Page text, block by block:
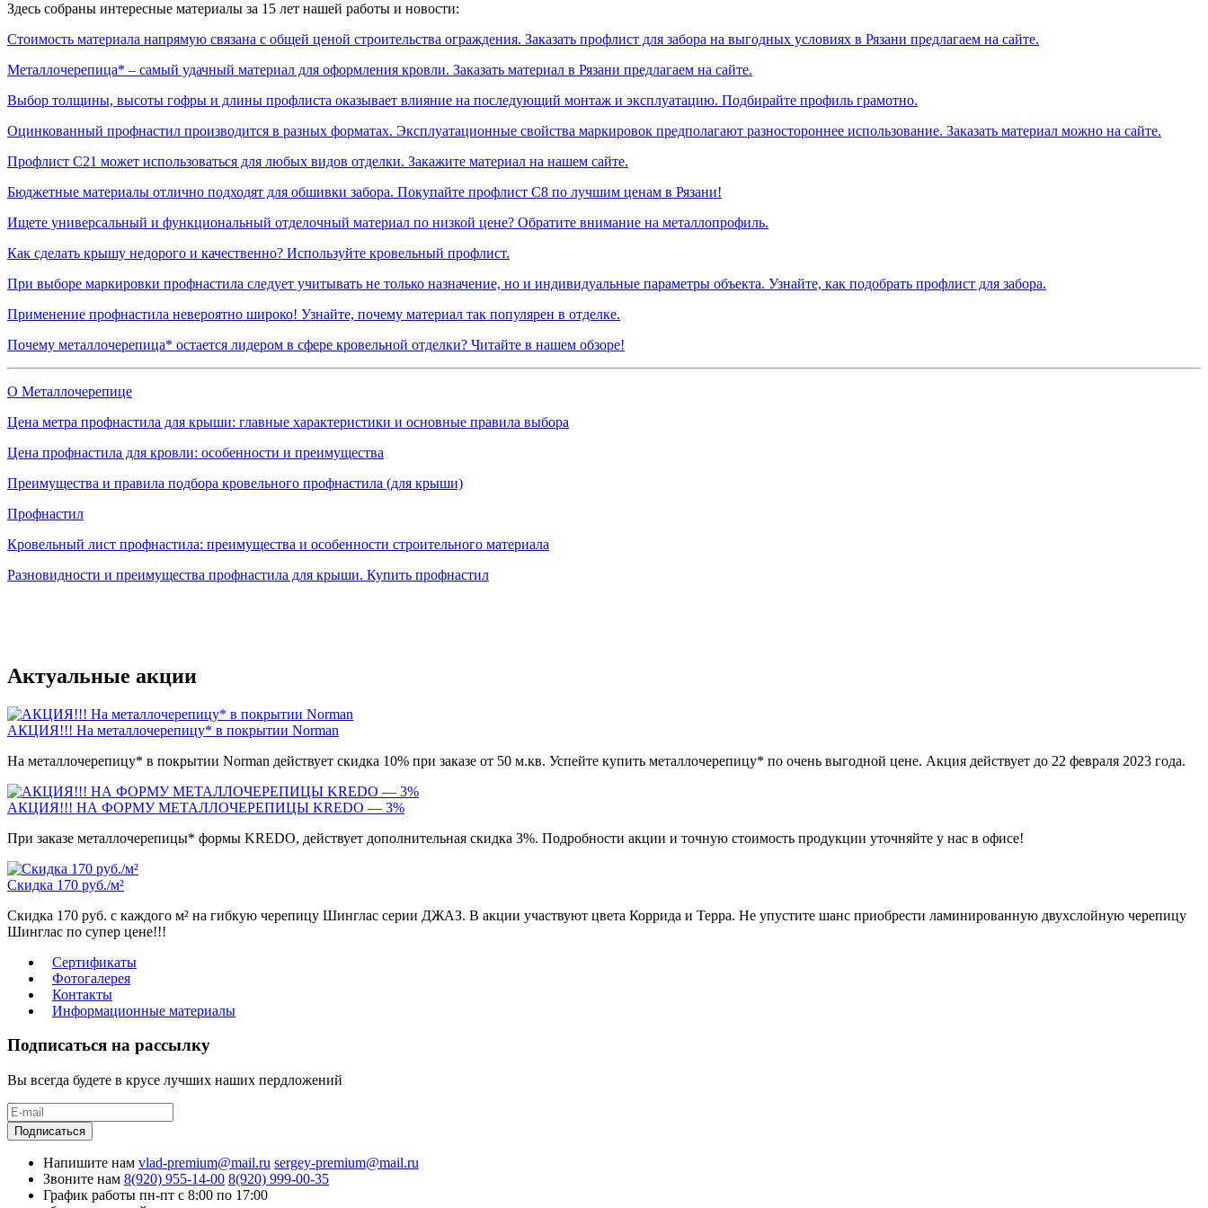
Здесь собраны интересные материалы за 15 лет нашей работы и новости:
Стоимость материала напрямую связана с общей ценой строительства ограждения. Заказать профлист для забора на выгодных условиях в Рязани предлагаем на сайте.
Металлочерепица* – самый удачный материал для оформления кровли. Заказать материал в Рязани предлагаем на сайте.
Выбор толщины, высоты гофры и длины профлиста оказывает влияние на последующий монтаж и эксплуатацию. Подбирайте профиль грамотно.
Оцинкованный профнастил производится в разных форматах. Эксплуатационные свойства маркировок предполагают разностороннее использование. Заказать материал можно на сайте.
Профлист С21 может использоваться для любых видов отделки. Закажите материал на нашем сайте.
Бюджетные материалы отлично подходят для обшивки забора. Покупайте профлист С8 по лучшим ценам в Рязани!
Ищете универсальный и функциональный отделочный материал по низкой цене? Обратите внимание на металлопрофиль.
Как сделать крышу недорого и качественно? Используйте кровельный профлист.
При выборе маркировки профнастила следует учитывать не только назначение, но и индивидуальные параметры объекта. Узнайте, как подобрать профлист для забора.
Применение профнастила невероятно широко! Узнайте, почему материал так популярен в отделке.
Почему металлочерепица* остается лидером в сфере кровельной отделки? Читайте в нашем обзоре!
О Металлочерепице
Цена метра профнастила для крыши: главные характеристики и основные правила выбора
Цена профнастила для кровли: особенности и преимущества
Преимущества и правила подбора кровельного профнастила (для крыши)
Профнастил
Кровельный лист профнастила: преимущества и особенности строительного материала
Разновидности и преимущества профнастила для крыши. Купить профнастил
Актуальные акции
АКЦИЯ!!! На металлочерепицу* в покрытии Norman
На металлочерепицу* в покрытии Norman действует скидка 10% при заказе от 50 м.кв. Успейте купить металлочерепицу* по очень выгодной цене. Акция действует до 22 февраля 2023 года.
АКЦИЯ!!! НА ФОРМУ МЕТАЛЛОЧЕРЕПИЦЫ KREDO — 3%
При заказе металлочерепицы* формы KREDO, действует дополнительная скидка 3%. Подробности акции и точную стоимость продукции уточняйте у нас в офисе!
Скидка 170 руб./м²
Скидка 170 руб. с каждого м² на гибкую черепицу Шинглас серии ДЖАЗ. В акции участвуют цвета Коррида и Терра. Не упустите шанс приобрести ламинированную двухслойную черепицу
Шинглас по супер цене!!!
Сертификаты
Фотогалерея
Контакты
Информационные материалы
Подписаться на рассылку
Вы всегда будете в крусе лучших наших пердложений
Подписаться
Напишите нам vlad-premium@mail.ru sergey-premium@mail.ru
Звоните нам 8(920) 955-14-00 8(920) 999-00-35
График работы пн-пт с 8:00 по 17:00